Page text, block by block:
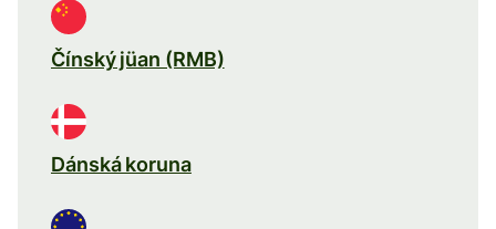
Čínský jüan (RMB)
Dánská koruna